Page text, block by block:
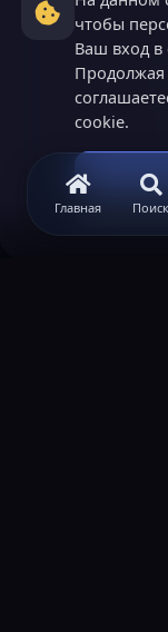
Главная Поиск
чтобы
Ваш вход в
Продолжая
cookie.